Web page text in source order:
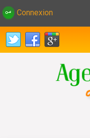
Connexion